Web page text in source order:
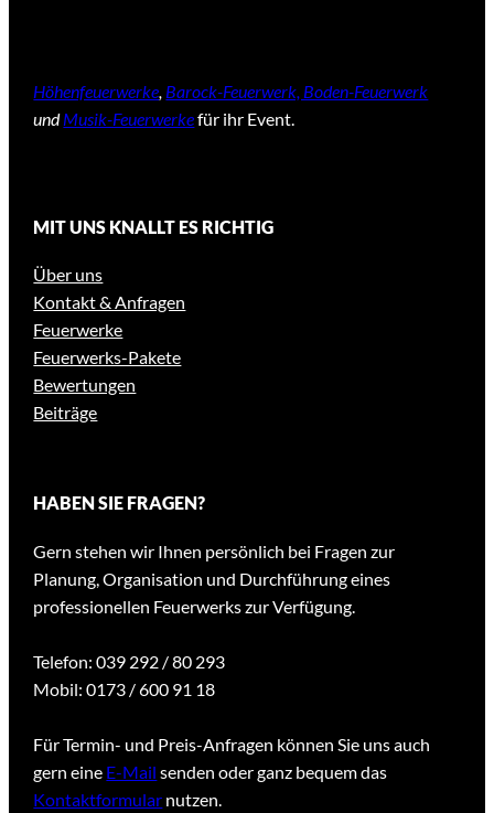
Höhenfeuerwerke Barock-Feuerwerk, Boden-Feuerwerk
undMusik-Feuerwerkefür ihr Event.
MIT UNS KNALLT ES RICHTIG
Über uns
Kontakt & Anfragen
Feuerwerke
Feuerwerks-Pakete
Bewertungen
Beiträge
HABEN SIE FRAGEN?
Gern stehen wir Ihnen persönlich bei Fragen zur
Planung, Organisation und Durchführung eines
professionellen Feuerwerks zur Verfügung.
Telefon: 039 292 / 80 293
Mobil: 0173 / 600 91 18
Für Termin- und Preis-Anfragen können Sie uns auch
gern eine E-Mail senden oder ganz bequem das
Kontaktformular nutzen.